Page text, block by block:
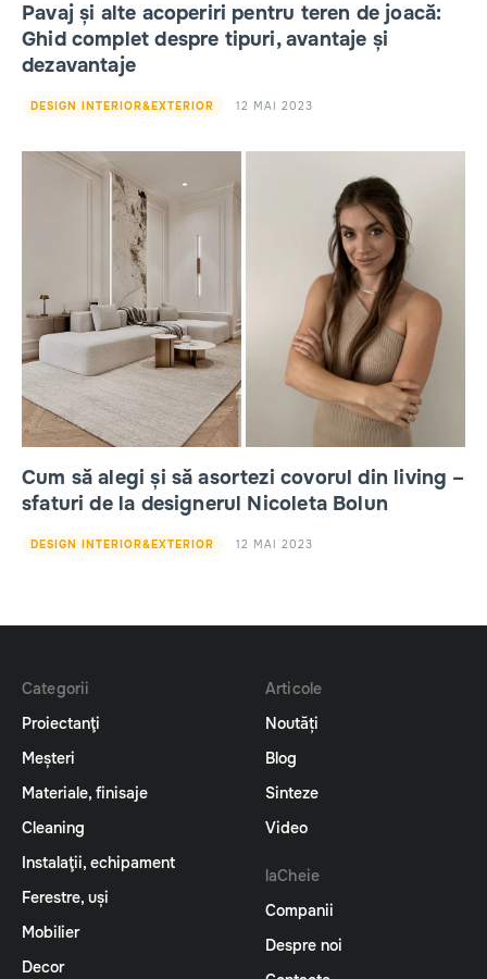
Pavaj și alte acoperiri pentru teren de joacă:
Ghid complet despre tipuri, avantaje și
dezavantaje
DESIGN INTERIOR&EXTERIOR 12 MAI 2023
Cum să alegi și să asortezi covorul din living –
sfaturi de la designerul Nicoleta Bolun
DESIGN INTERIOR&EXTERIOR 12 MAI 2023
Categorii
Proiectanţi
Meșteri
Materiale, finisaje
Cleaning
Instalaţii, echipament
Ferestre, uși
Mobilier
Decor
Articole
Noutăți
Blog
Sinteze
Video
laCheie
Companii
Despre noi